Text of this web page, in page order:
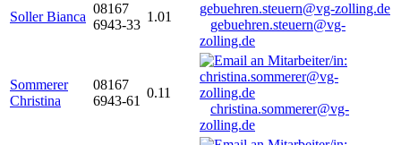
Soller Bianca
08167
6943-33
1.01
gebuehren.steuern@vg-
zolling.de
Sommerer
Christina
08167
6943-61
0.11
christina.sommerer@vg-
zolling.de